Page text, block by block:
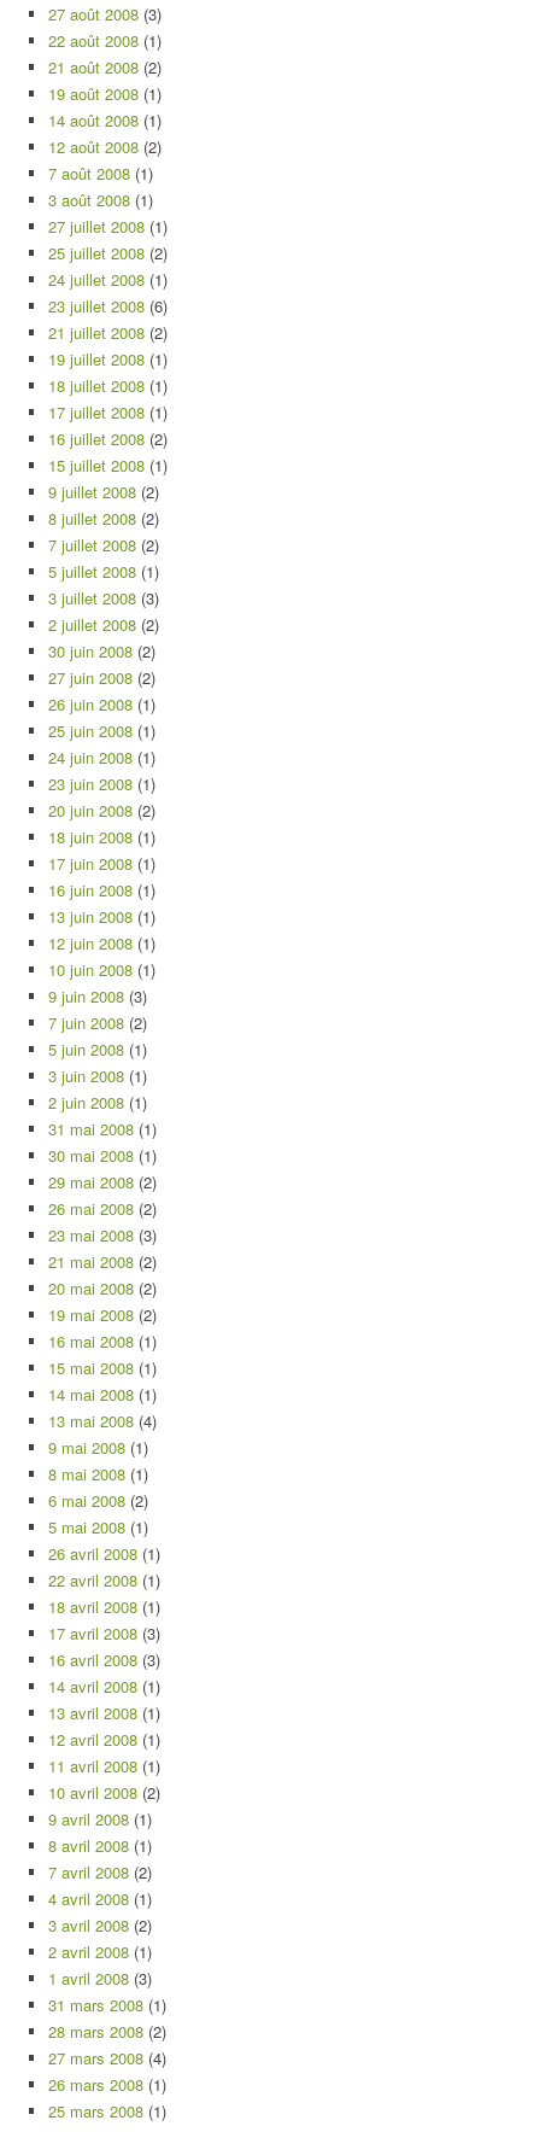
27 août 2008 (3)
22 août 2008 (1)
21 août 2008 (2)
19 août 2008 (1)
14 août 2008 (1)
12 août 2008 (2)
7 août 2008 (1)
3 août 2008 (1)
27 juillet 2008 (1)
25 juillet 2008 (2)
24 juillet 2008 (1)
23 juillet 2008 (6)
21 juillet 2008 (2)
19 juillet 2008 (1)
18 juillet 2008 (1)
17 juillet 2008 (1)
16 juillet 2008 (2)
15 juillet 2008 (1)
9 juillet 2008 (2)
8 juillet 2008 (2)
7 juillet 2008 (2)
5 juillet 2008 (1)
3 juillet 2008 (3)
2 juillet 2008 (2)
30 juin 2008 (2)
27 juin 2008 (2)
26 juin 2008 (1)
25 juin 2008 (1)
24 juin 2008 (1)
23 juin 2008 (1)
20 juin 2008 (2)
18 juin 2008 (1)
17 juin 2008 (1)
16 juin 2008 (1)
13 juin 2008 (1)
12 juin 2008 (1)
10 juin 2008 (1)
9 juin 2008 (3)
7 juin 2008 (2)
5 juin 2008 (1)
3 juin 2008 (1)
2 juin 2008 (1)
31 mai 2008 (1)
30 mai 2008 (1)
29 mai 2008 (2)
26 mai 2008 (2)
23 mai 2008 (3)
21 mai 2008 (2)
20 mai 2008 (2)
19 mai 2008 (2)
16 mai 2008 (1)
15 mai 2008 (1)
14 mai 2008 (1)
13 mai 2008 (4)
9 mai 2008 (1)
8 mai 2008 (1)
6 mai 2008 (2)
5 mai 2008 (1)
26 avril 2008 (1)
22 avril 2008 (1)
18 avril 2008 (1)
17 avril 2008 (3)
16 avril 2008 (3)
14 avril 2008 (1)
13 avril 2008 (1)
12 avril 2008 (1)
11 avril 2008 (1)
10 avril 2008 (2)
9 avril 2008 (1)
8 avril 2008 (1)
7 avril 2008 (2)
4 avril 2008 (1)
3 avril 2008 (2)
2 avril 2008 (1)
1 avril 2008 (3)
31 mars 2008 (1)
28 mars 2008 (2)
27 mars 2008 (4)
26 mars 2008 (1)
25 mars 2008 (1)